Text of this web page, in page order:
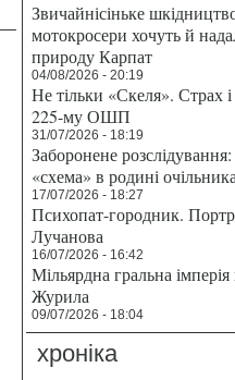
Звичайнісіньке
мотокросери хочуть й
природу Карпат
04/08/2026 - 20:19
Не тільки «Скеля». Страх
225-му ОШП
31/07/2026 - 18:19
Заборонене
«схема» в родині
17/07/2026 - 18:27
Психопат-городник.
Лучанова
16/07/2026 - 16:42
Мільярдна гральна
Журила
09/07/2026 - 18:04
хроніка